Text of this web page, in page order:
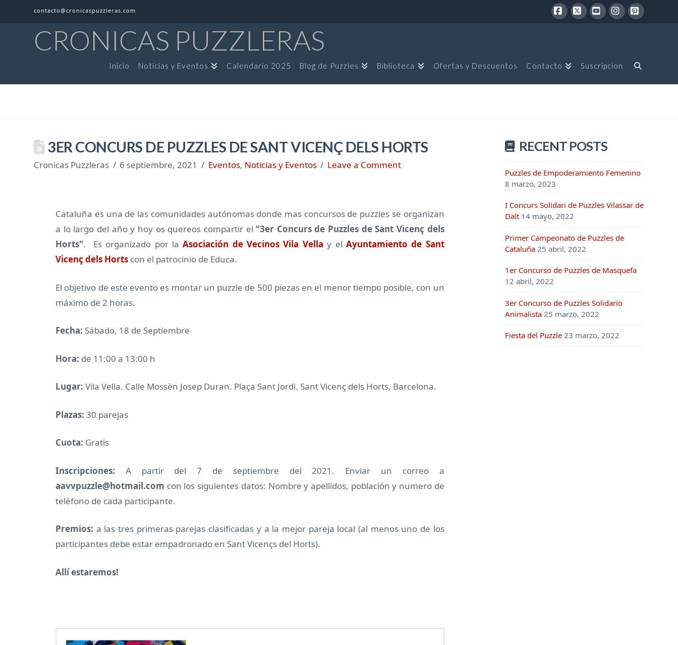
contacto@cronicaspuzzleras.com
CRONICAS PUZZLERAS
Inicio Noticias y Eventos Calendario 2025 Blog de Puzzles Biblioteca Ofertas y Descuentos Contacto Suscripcion
3ER CONCURS DE PUZZLES DE SANT VICENÇ DELS HORTS
Cronicas Puzzleras 6 septiembre, 2021 Eventos, Noticias y Eventos Leave a Comment
Cataluña es una de las comunidades autónomas donde mas concursos de puzzles se organizan
a lo largo del año y hoy os quereos compartir el "3er Concurs de Puzzles de Sant Vicenç dels
Horts". Es organizado por laAsociación de Vecinos Vila Vella y el Ayuntamiento de Sant
Vicenç dels Horts con el patrocinio de Educa.
El objetivo de este evento es montar un puzzle de 500 piezas en el menor tiempo posible, con un
máximo de 2 horas.
Fecha: Sábado, 18 de Septiembre
Hora: de 11:00 a 13:00 h
Lugar: Vila Vella. Calle Mossèn Josep Duran. Plaça Sant Jordi. Sant Vicenç dels Horts, Barcelona.
Plazas: 30 parejas
Cuota: Gratis
Inscripciones: A partir del 7 de septiembre del 2021. Enviar un correo a
aavvpuzzle@hotmail.com con los siguientes datos: Nombre y apellidos, población y numero de
teléfono de cada participante.
Premios: a las tres primeras parejas clasificadas y a la mejor pareja local (al menos uno de los
participantes debe estar empadronado en Sant Vicençs del Horts).
Allí estaremos!
RECENT POSTS
Puzzles de Empoderamiento Femenino
8 marzo, 2023
I Concurs Solidari de Puzzles Vilassar de
Dalt 14 mayo, 2022
Primer Campeonato de Puzzles de
Cataluña 25 abril, 2022
1er Concurso de Puzzles de Masquefa
12 abril, 2022
3er Concurso de Puzzles Solidario
Animalista 25 marzo, 2022
Fiesta del Puzzle 23 marzo, 2022